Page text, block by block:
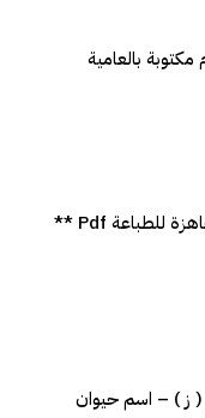
بالعامية
دفتر رسومات للتلوين جاهزة للطباعة Pdf **
( ز ) – اسم حيوان